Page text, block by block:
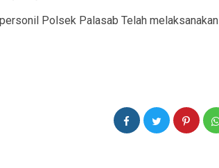
Polsek Palasab Telah melaksanakan